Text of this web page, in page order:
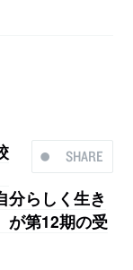
SHARE
分らしく生き
が第12期の受